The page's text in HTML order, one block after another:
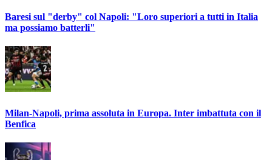
Baresi sul "derby" col Napoli: "Loro superiori a tutti in Italia
ma possiamo batterli"
Milan-Napoli, prima assoluta in Europa. Inter imbattuta con il
Benfica